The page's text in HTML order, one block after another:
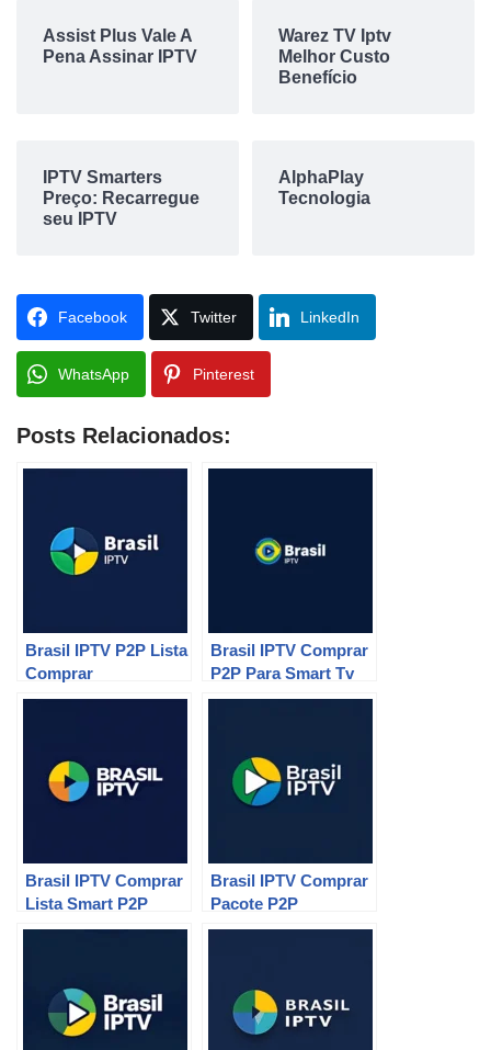
Assist Plus Vale A
Pena Assinar IPTV
Warez TV Iptv
Melhor Custo
Benefício
IPTV Smarters
Preço: Recarregue
seu IPTV
AlphaPlay
Tecnologia
Facebook Twitter LinkedIn
WhatsApp Pinterest
Posts Relacionados:
Brasil IPTV P2P Lista
Comprar
Brasil IPTV Comprar
P2P Para Smart Tv
Brasil IPTV Comprar
Lista Smart P2P
Brasil IPTV Comprar
Pacote P2P